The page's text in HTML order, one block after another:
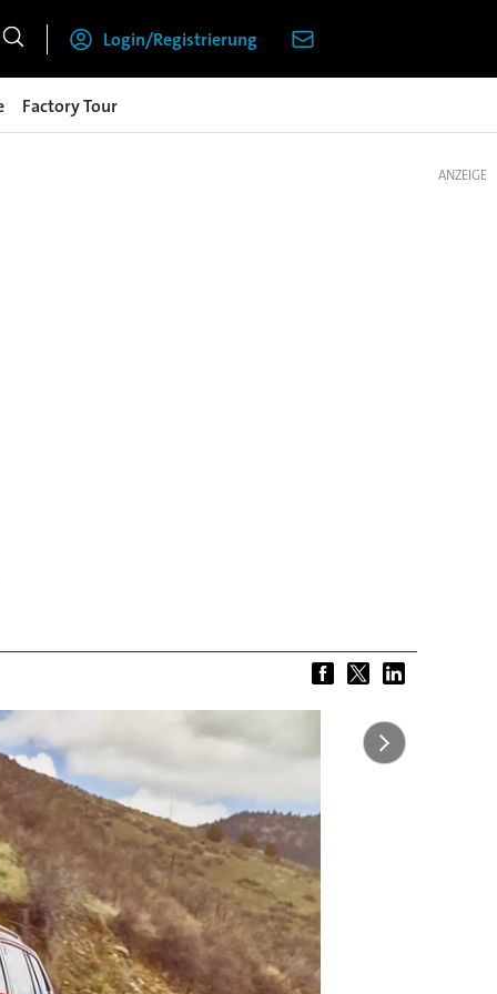
Login/Registrierung
Factory Tour
ANZEIGE